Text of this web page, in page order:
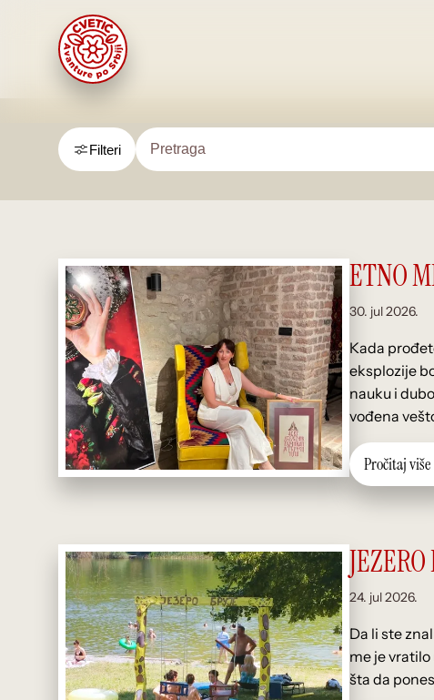
Filteri
ETNO
30. jul 2026.
Kada
eksplozije
nauku i
vođena
Pročitajviše
24. jul 2026.
Da li ste
me je
šta da